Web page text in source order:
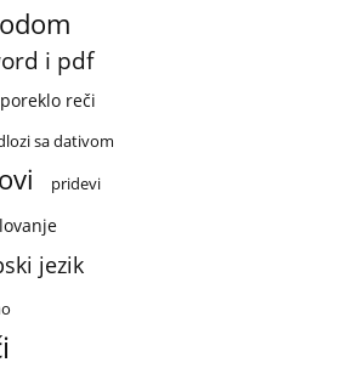
i pdf
poreklo reči
sa dativom
pridevi
jezik